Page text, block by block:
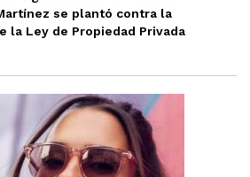
se plantó contra la
la Ley de Propiedad Privada